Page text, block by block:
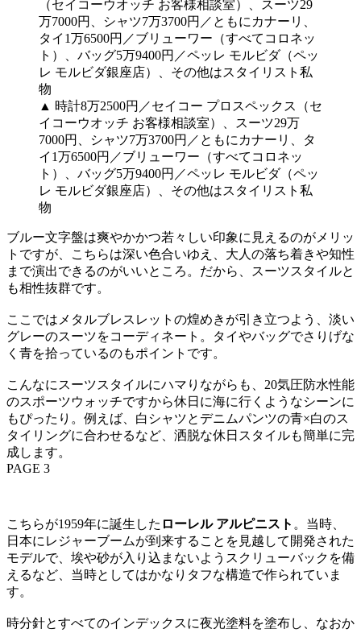
▲ 時計8万2500円／セイコー プロスペックス（セ
イコーウオッチ お客様相談室）、スーツ29万
7000円、シャツ7万3700円／ともにカナーリ、タ
イ1万6500円／ブリューワー（すべてコロネッ
ト）、バッグ5万9400円／ペッレ モルビダ（ペッ
レ モルビダ銀座店）、その他はスタイリスト私
物
ブルー文字盤は爽やかかつ若々しい印象に見えるのがメリッ
トですが、こちらは深い色合いゆえ、大人の落ち着きや知性
まで演出できるのがいいところ。だから、スーツスタイルと
も相性抜群です。
ここではメタルブレスレットの煌めきが引き立つよう、淡い
グレーのスーツをコーディネート。タイやバッグでさりげな
く青を拾っているのもポイントです。
こんなにスーツスタイルにハマりながらも、20気圧防水性能
のスポーツウォッチですから休日に海に行くようなシーンに
もぴったり。例えば、白シャツとデニムパンツの青×白のス
タイリングに合わせるなど、洒脱な休日スタイルも簡単に完
成します。
PAGE 3
こちらが1959年に誕生した ローレル アルピニスト 。当時、
日本にレジャーブームが到来することを見越して開発された
モデルで、埃や砂が入り込まないようスクリューバックを備
えるなど、当時としてはかなりタフな構造で作られていま
す。
時分針とすべてのインデックスに夜光塗料を塗布し、なおか